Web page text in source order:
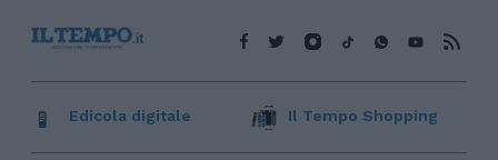
Edicola digitale Il Tempo Shopping